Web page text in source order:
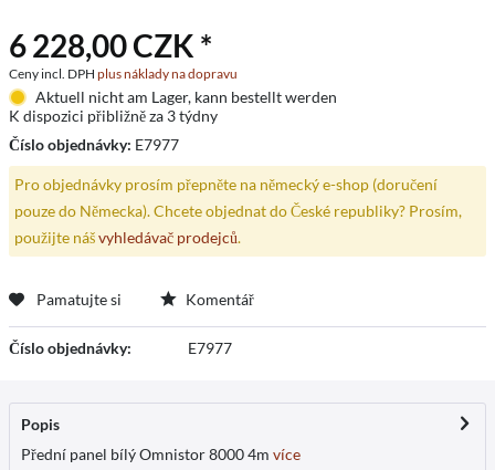
6 228,00 CZK *
Ceny incl. DPH plus náklady na dopravu
Aktuell nicht am Lager, kann bestellt werden
K dispozici přibližně za 3 týdny
Číslo objednávky: E7977
Pro objednávky prosím přepněte na německý e-shop (doručení
pouze do Německa). Chcete objednat do České republiky? Prosím,
použijte nášvyhledávač prodejců.
Pamatujte si Komentář
Číslo objednávky: E7977
Popis
Přední panel bílý Omnistor 8000 4m více